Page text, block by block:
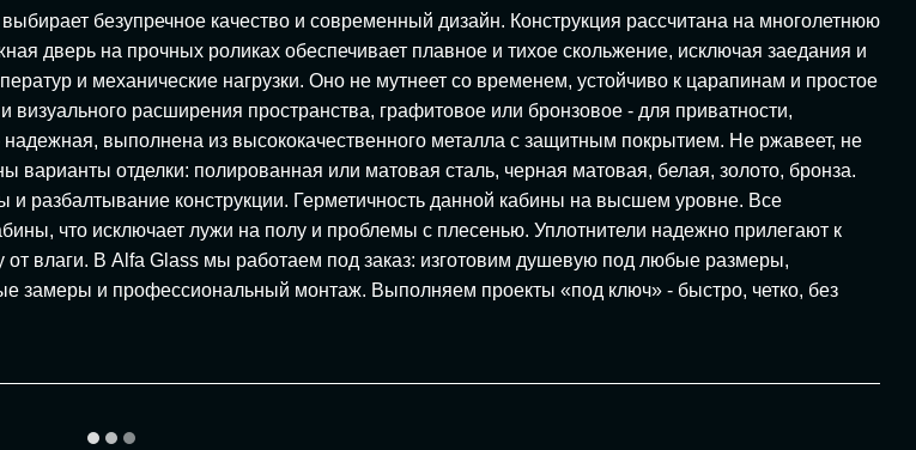
безупречное качество и современный дизайн. Конструкция рассчитана на многолетнюю
дверь на прочных роликах обеспечивает плавное и тихое скольжение, исключая заедания и
и механические нагрузки. Оно не мутнеет со временем, устойчиво к царапинам и простое
расширения пространства, графитовое или бронзовое - для приватности,
выполнена из высококачественного металла с защитным покрытием. Не ржавеет, не
варианты отделки: полированная или матовая сталь, черная матовая, белая, золото, бронза.
и разбалтывание конструкции. Герметичность данной кабины на высшем уровне. Все
что исключает лужи на полу и проблемы с плесенью. Уплотнители надежно прилегают к
влаги. В Alfa Glass мы работаем под заказ: изготовим душевую под любые размеры,
замеры и профессиональный монтаж. Выполняем проекты «под ключ» - быстро, четко, без